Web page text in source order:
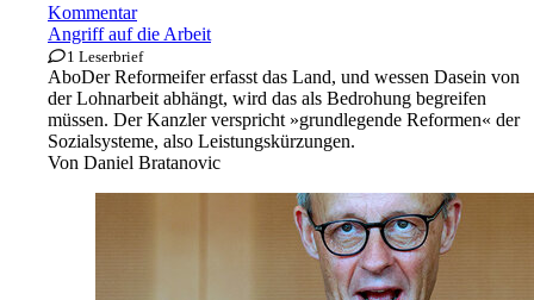
Kommentar
Angriff auf die Arbeit
1 Leserbrief
AboDer Reformeifer erfasst das Land, und wessen Dasein von
der Lohnarbeit abhängt, wird das als Bedrohung begreifen
müssen. Der Kanzler verspricht »grundlegende Reformen« der
Sozialsysteme, also Leistungskürzungen.
Von Daniel Bratanovic